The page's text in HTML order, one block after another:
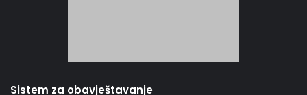
Sistem za obavještavanje